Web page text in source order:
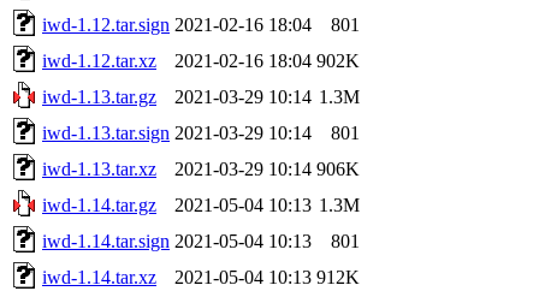
iwd-1.12.tar.sign 2021-02-16 18:04
801
iwd-1.12.tar.xz
2021-02-16 18:04 902K
iwd-1.13.tar.gz
2021-03-29 10:14 1.3M
iwd-1.13.tar.sign 2021-03-29 10:14
801
iwd-1.13.tar.xz
2021-03-29 10:14 906K
iwd-1.14.tar.gz
2021-05-04 10:13 1.3M
iwd-1.14.tar.sign 2021-05-04 10:13
801
iwd-1.14.tar.xz
2021-05-04 10:13 912K